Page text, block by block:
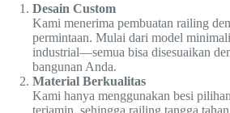
Desain Custom
Kami menerima pembuatan railing
permintaan. Mulai dari model
industrial—semua bisa disesuaikan
bangunan Anda.
Material Berkualitas
Kami hanya menggunakan besi
terjamin, sehingga railing tangga